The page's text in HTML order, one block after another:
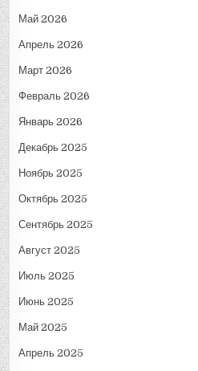
Май 2026
Апрель 2026
Март 2026
Февраль 2026
Январь 2026
Декабрь 2025
Ноябрь 2025
Октябрь 2025
Сентябрь 2025
Август 2025
Июль 2025
Июнь 2025
Май 2025
Апрель 2025